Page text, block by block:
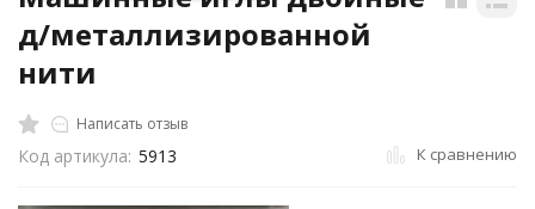
д/металлизированной
нити
Написать отзыв
Код артикула: 5913 К сравнению